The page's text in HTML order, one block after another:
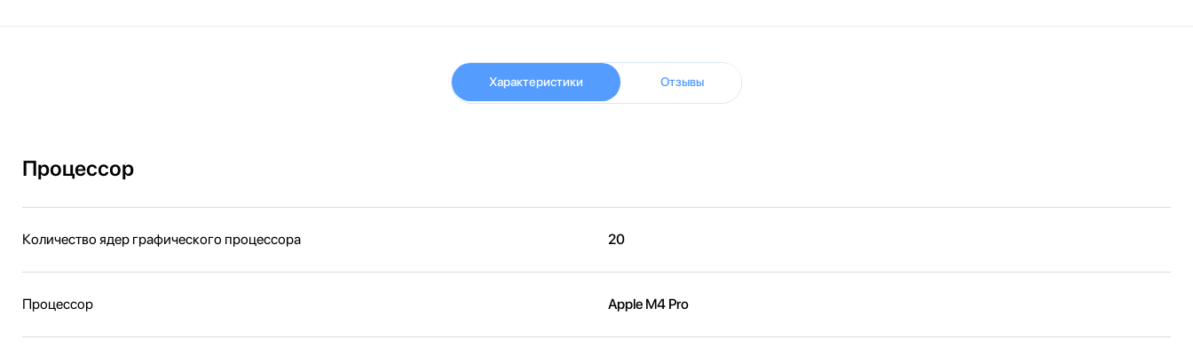
Характеристики Отзывы
Процессор
Количество ядер графического процессора 20
Процессор Apple M4 Pro